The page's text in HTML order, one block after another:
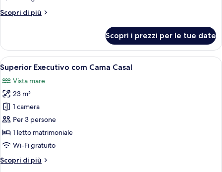
de
Scopri di più
Altri
com
Camas
Solteiro
Scopri i prezzi per le tue date
Apri
tutte
le
foto
per
Superior
Executivo
com
Casal
Una camera d'albergo con un letto
5
Superior Executivo com Cama Casal
Vista mare
23 m²
1 camera
Per 3 persone
1 letto matrimoniale
Wi-Fi gratuito
Scopri di più
Altri